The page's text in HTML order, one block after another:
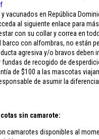
vacunados en República
al siguiente enlace para
con su collar y correa en
barco con alfombras, no están
agresiva y/o bravos deben
fundas de recogido de
de $100 a las mascotas
de asumir la diferencia.
sin camarote:
camarotes disponibles al